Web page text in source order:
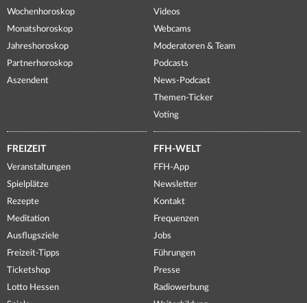
Wochenhoroskop
Monatshoroskop
Jahreshoroskop
Partnerhoroskop
Aszendent
Videos
Webcams
Moderatoren & Team
Podcasts
News-Podcast
Themen-Ticker
Voting
FREIZEIT
Veranstaltungen
Spielplätze
Rezepte
Meditation
Ausflugsziele
Freizeit-Tipps
Ticketshop
Lotto Hessen
FFH-WELT
FFH-App
Newsletter
Kontakt
Frequenzen
Jobs
Führungen
Presse
Radiowerbung